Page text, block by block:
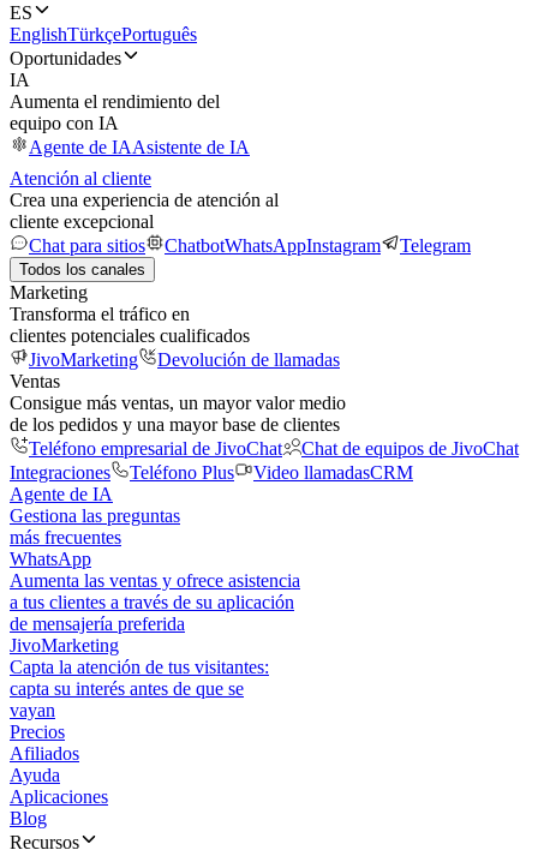
ES
EnglishTürkçePortuguês
Oportunidades
IA
Aumenta el rendimiento del
equipo con IA
Agente de IAAsistente de IA
Atención al cliente
Crea una experiencia de atención al
cliente excepcional
Chat para sitios
ChatbotWhatsAppInstagram Telegram
Todos los canales
Marketing
Transforma el tráfico en
clientes potenciales cualificados
JivoMarketing
Devolución de llamadas
Ventas
Consigue más ventas, un mayor valor medio
de los pedidos y una mayor base de clientes
Teléfono empresarial de JivoChat
Chat de equipos de JivoChat
Integraciones
Teléfono Plus Video llamadasCRM
Agente de IA
Gestiona las preguntas
más frecuentes
WhatsApp
Aumenta las ventas y ofrece asistencia
a tus clientes a través de su aplicación
de mensajería preferida
JivoMarketing
Capta la atención de tus visitantes:
capta su interés antes de que se
vayan
Precios
Afiliados
Ayuda
Aplicaciones
Blog
Recursos